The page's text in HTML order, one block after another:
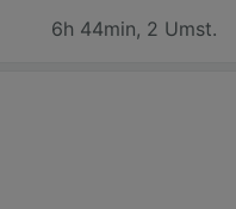
6h 44min, 2 Umst.